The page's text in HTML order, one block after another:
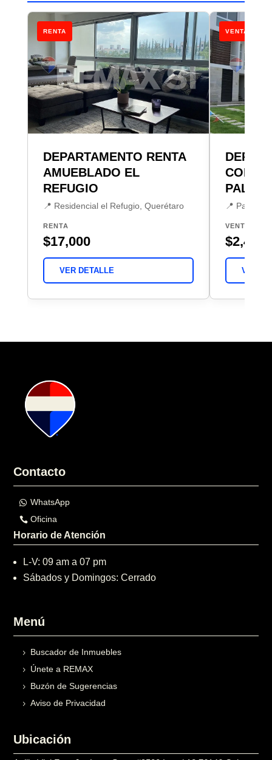
RENTA
DEPARTAMENTO RENTA
AMUEBLADO EL
REFUGIO
📍 Residencial el Refugio, Querétaro
RENTA
$17,000
VER DETALLE
VENTA
📍
VENTA
VER
Contacto
WhatsApp
Oficina
Horario de Atención
L-V: 09 am a 07 pm
Sábados y Domingos: Cerrado
Menú
Buscador de Inmuebles
Únete a REMAX
Buzón de Sugerencias
Aviso de Privacidad
Ubicación